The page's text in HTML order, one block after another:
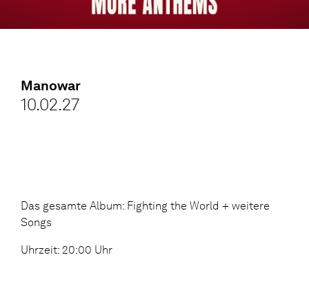
Manowar
10.02.27
Das gesamte Album: Fighting the World + weitere
Songs
Uhrzeit: 20:00 Uhr